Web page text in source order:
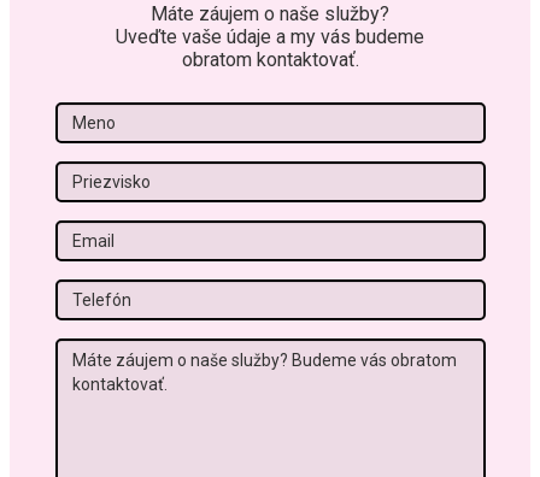
Máte záujem o naše služby?
Uveďte vaše údaje a my vás budeme
obratom kontaktovať.
Meno
Priezvisko
Email
Tel
Správa